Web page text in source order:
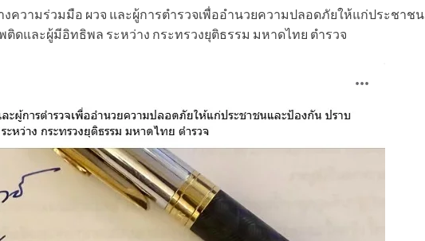
ความร่วมมือ ผวจ และผู้การตำรวจเพื่ออำนวยความปลอดภัยให้แก่ประชาชน
ติดและผู้มีอิทธิพล ระหว่าง กระทรวงยุติธรรม มหาดไทย ตำรวจ